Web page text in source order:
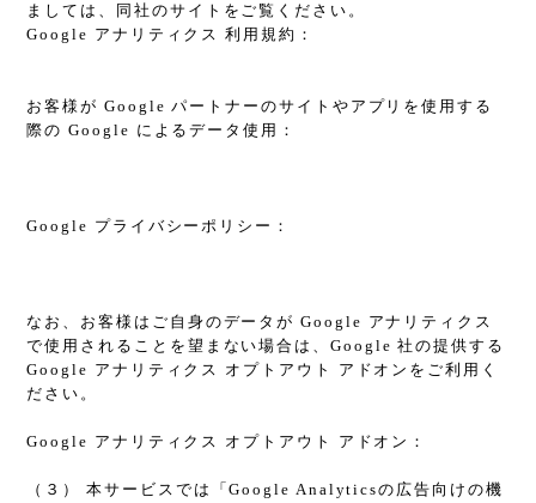
ましては、同社のサイトをご覧ください。
Google アナリティクス 利用規約：
お客様が Google パートナーのサイトやアプリを使用する
際の Google によるデータ使用：
Google プライバシーポリシー：
なお、お客様はご自身のデータが Google アナリティクス
で使用されることを望まない場合は、Google 社の提供する
Google アナリティクス オプトアウト アドオンをご利用く
ださい。
Google アナリティクス オプトアウト アドオン：
（３） 本サービスでは「Google Analyticsの広告向けの機